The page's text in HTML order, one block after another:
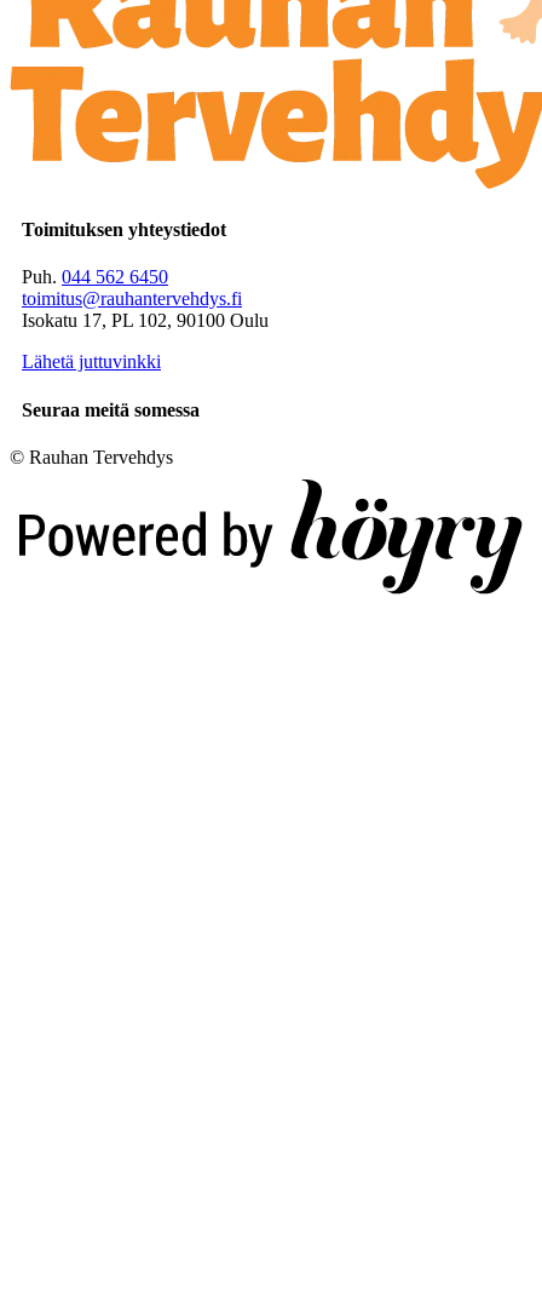
Toimituksen yhteystiedot
Puh. 044 562 6450
toimitus@rauhantervehdys.fi
Isokatu 17, PL 102, 90100 Oulu
Lähetä juttuvinkki
Seuraa meitä somessa
© Rauhan Tervehdys